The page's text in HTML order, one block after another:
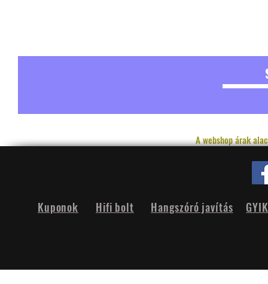
A webshop árak
Hifi bolt
Kuponok Hangszóró javítás GYIK